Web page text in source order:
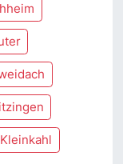
Kleinkahl